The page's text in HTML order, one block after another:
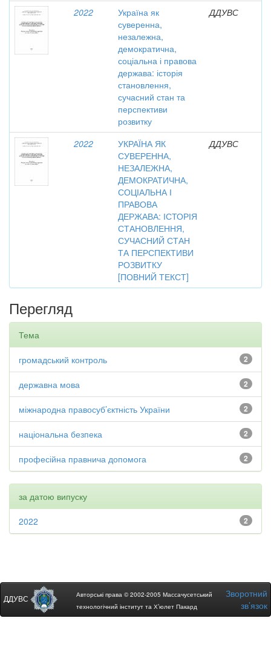
2022
Україна як
суверенна,
незалежна,
демократична,
соціальна і правова
держава: історія
становлення,
сучасний стан та
перспективи
розвитку
ДДУВС
2022
УКРАЇНА ЯК
СУВЕРЕННА,
НЕЗАЛЕЖНА,
ДЕМОКРАТИЧНА,
СОЦІАЛЬНА І
ПРАВОВА
ДЕРЖАВА: ІСТОРІЯ
СТАНОВЛЕННЯ,
СУЧАСНИЙ СТАН
ТА ПЕРСПЕКТИВИ
РОЗВИТКУ
[ПОВНИЙ ТЕКСТ]
ДДУВС
Перегляд
Тема
2
громадський контроль
2
державна мова
2
міжнародна правосуб’єктність України
2
національна безпека
2
професійна правнича допомога
за датою випуску
2
2022
ДДУВС
Авторські права © 2002-2005 Массачусетський
технологічний інститут та Х’юлет Пакард
Зворотний
зв’язок